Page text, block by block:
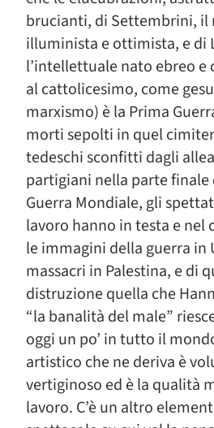
brucianti, di Settembrini, il
illuminista e ottimista, e di
l’intellettuale nato ebreo
al cattolicesimo, come
marxismo) è la Prima
morti sepolti in quel
tedeschi sconfitti dagli
partigiani nella parte finale
Guerra Mondiale, gli
lavoro hanno in testa e nel
le immagini della guerra in
massacri in Palestina, e di
distruzione quella che
“la banalità del male”
oggi un po’ in tutto il
artistico che ne deriva è
vertiginoso ed è la qualità
lavoro. C’è un altro